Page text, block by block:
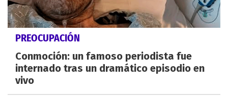
PREOCUPACIÓN
Conmoción: un famoso periodista fue
internado tras un dramático episodio en
vivo